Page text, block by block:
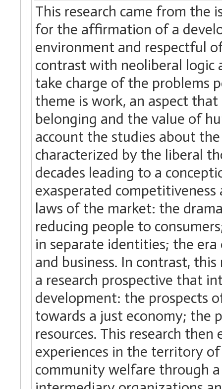
This research came from
for the affirmation of a
environment and respectful
contrast with neoliberal logic
take charge of the problems
theme is work, an aspect
belonging and the value of
account the studies about
characterized by the liberal
decades leading to a
exasperated
laws of the market: the
reducing people to
in separate identities; the
and business. In contrast,
a research prospective that
development: the prospects
towards a just economy; the
resources. This research
experiences in the territory
community welfare through